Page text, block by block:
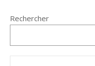
Rechercher